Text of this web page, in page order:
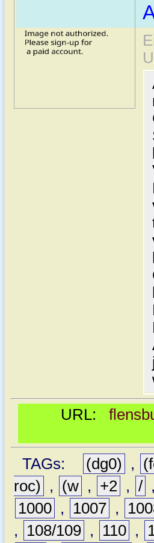
URL:
TAGs: (dg0) ,
roc)
, (w , +2 , / ,
1000 , 1007 ,
,
108/109 , 110 ,